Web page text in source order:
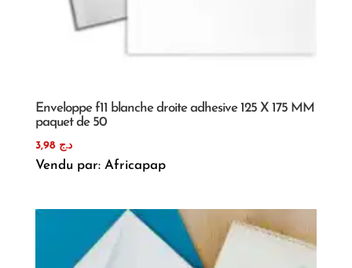
Enveloppe f11 blanche droite adhesive 125 X 175 MM
paquet de 50
د.ج 3,98
Vendu par: Africapap